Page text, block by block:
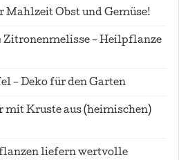
Mahlzeit Obst und Gemüse!
Zitronenmelisse – Heilpflanze
– Deko für den Garten
mit Kruste aus (heimischen)
liefern wertvolle